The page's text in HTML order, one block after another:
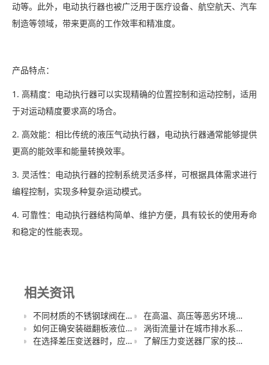
动等。此外，电动执行器也被广泛用于医疗设备、航空航天、汽车
制造等领域，带来更高的工作效率和精准度。
产品特点：
1. 高精度：电动执行器可以实现精确的位置控制和运动控制，适用
于对运动精度要求高的场合。
2. 高效能：相比传统的液压气动执行器，电动执行器通常能够提供
更高的能效率和能量转换效率。
3. 灵活性：电动执行器的控制系统灵活多样，可根据具体需求进行
编程控制，实现多种复杂运动模式。
4. 可靠性：电动执行器结构简单、维护方便，具有较长的使用寿命
和稳定的性能表现。
相关资讯
不同材质的不锈钢球阀在性能上有哪些差异？如何选择合适的材质？
在高温、高压等恶劣环境下磁翻板液位计的性能是否会受影响？
如何正确安装磁翻板液位计？安装过程中有哪些要点和注意事项？
涡街流量计在城市排水系统中的应用案例
在选择差压变送器时，应该重点关注哪些技术参数和规格？
了解压力变送器厂家的技术创新与发展趋势